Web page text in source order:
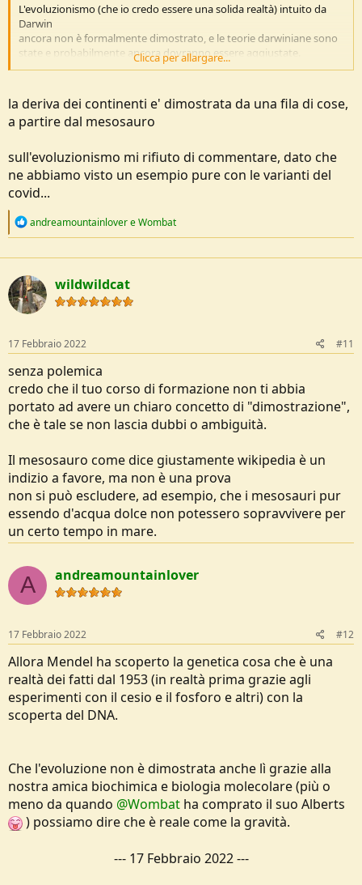
L'evoluzionismo (che io credo essere una solida realtà) intuito da
Darwin
ancora non è formalmente dimostrato, e le teorie darwiniane sono
state e probabilmente ancora dovranno essere aggiustate.
Clicca per allargare...
la deriva dei continenti e' dimostrata da una fila di cose,
a partire dal mesosauro
sull'evoluzionismo mi rifiuto di commentare, dato che
ne abbiamo visto un esempio pure con le varianti del
covid...
R
c
t
i
o
n
andreamountainlovereWombat
wildwildcat
17 Febbraio 2022 #11
senza polemica
credo che il tuo corso di formazione non ti abbia
portato ad avere un chiaro concetto di "dimostrazione",
che è tale se non lascia dubbi o ambiguità.
Il mesosauro come dice giustamente wikipedia è un
indizio a favore, ma non è una prova
non si può escludere, ad esempio, che i mesosauri pur
essendo d'acqua dolce non potessero sopravvivere per
un certo tempo in mare.
A andreamountainlover
17 Febbraio 2022 #12
Allora Mendel ha scoperto la genetica cosa che è una
realtà dei fatti dal 1953 (in realtà prima grazie agli
esperimenti con il cesio e il fosforo e altri) con la
scoperta del DNA.
Che l'evoluzione non è dimostrata anche lì grazie alla
nostra amica biochimica e biologia molecolare (più o
meno da quando @Wombat ha comprato il suo Alberts
) possiamo dire che è reale come la gravità.
--- 17 Febbraio 2022---